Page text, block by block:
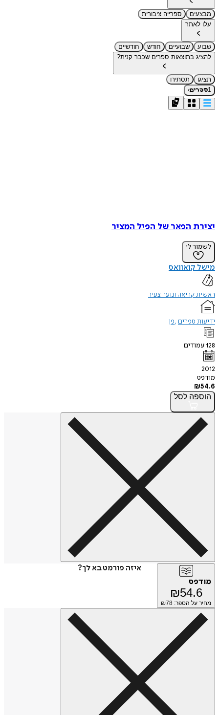
מבצעים
ספרייה ציבורית
עלו לאתר
שבוע שבועיים חודש
חודשיים
להציג בתוצאות ספרים שכבר קנית?
תציגו
תסתירו
1ספרים›
יצירת הפאר של הפיל המציר
לשמור לי
מישל קואוואס
ראשית קריאה ונוער צעיר
ידיעות ספרים פן
128עמודים
2012
מודפס
₪54.6
הוספה לסל
איזה פורמט בא לך?
מודפס
₪54.6
מחיר על הספר: ₪ 78